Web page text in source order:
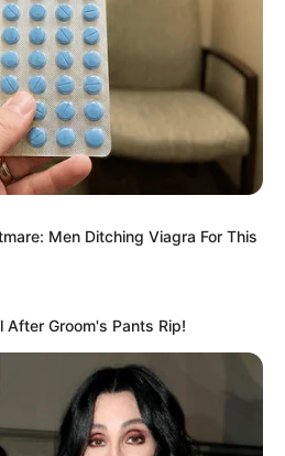
kostenlos
dieser Seite dürfen unter
werden. Weiteres siehe
schon seit Jahrtausenden
Men Ditching Viagra For This
After Groom's Pants Rip!